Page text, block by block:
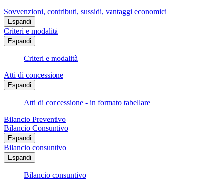
Sovvenzioni, contributi, sussidi, vantaggi economici
Espandi
Criteri e modalità
Espandi
Criteri e modalità
Atti di concessione
Espandi
Atti di concessione - in formato tabellare
Bilancio Preventivo
Bilancio Consuntivo
Espandi
Bilancio consuntivo
Espandi
Bilancio consuntivo